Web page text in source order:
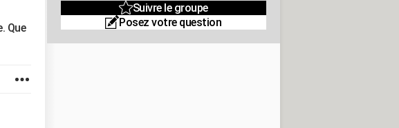
Que
Suivre le groupe
Posez votre question